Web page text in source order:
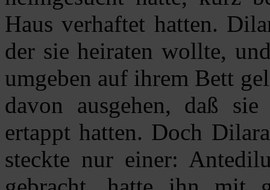
Haus verhaftet hatten.
der sie heiraten wollte,
umgeben auf ihrem Bett
davon ausgehen, daß
ertappt hatten. Doch
steckte nur einer: